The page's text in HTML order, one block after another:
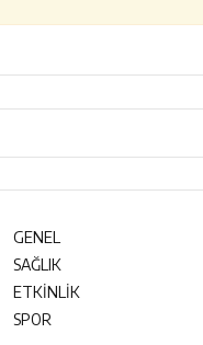
GENEL
SAĞLIK
ETKİNLİK
SPOR